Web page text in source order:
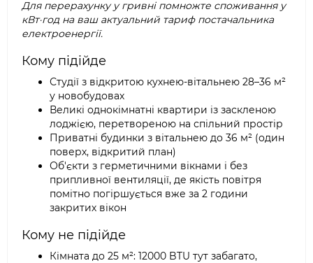
Для перерахунку у гривні помножте споживання у
кВт·год на ваш актуальний тариф постачальника
електроенергії.
Кому підійде
Студії з відкритою кухнею-вітальнею 28–36 м²
у новобудовах
Великі однокімнатні квартири із заскленою
лоджією, перетвореною на спільний простір
Приватні будинки з вітальнею до 36 м² (один
поверх, відкритий план)
Об'єкти з герметичними вікнами і без
припливної вентиляції, де якість повітря
помітно погіршується вже за 2 години
закритих вікон
Кому не підійде
Кімната до 25 м²: 12000 BTU тут забагато,